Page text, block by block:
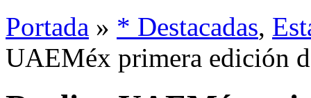
Portada » * Destacadas,
UAEMéx primera edición